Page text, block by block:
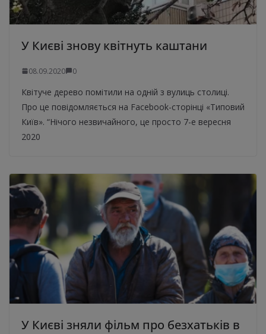
У Києві знову квітнуть каштани
08.09.2020 0
Квітуче дерево помітили на одній з вулиць столиці.
Про це повідомляється на Facebook-сторінці «Типовий
Київ». “Нічого незвичайного, це просто 7-е вересня
2020
У Києві зняли фільм про безхатьків в